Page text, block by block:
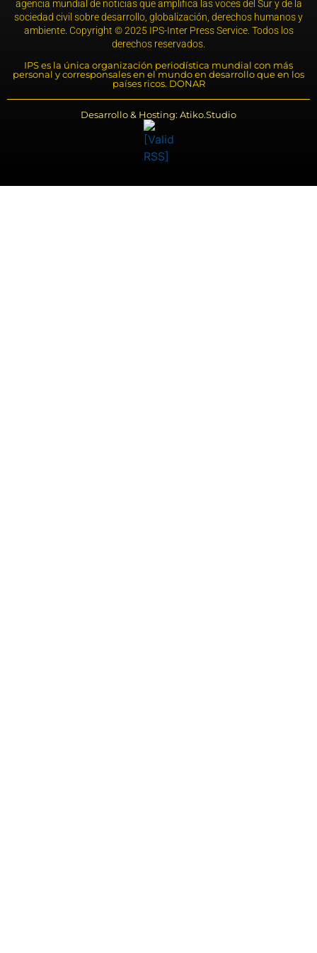
agencia mundial de noticias que amplifica las voces del Sur y de la
sociedad civil sobre desarrollo, globalización, derechos humanos y
ambiente. Copyright © 2025 IPS-Inter Press Service. Todos los
derechos reservados.
IPS es la única organización periodística mundial con más
personal y corresponsales en el mundo en desarrollo que en los
países ricos. DONAR
Desarrollo & Hosting: Atiko.Studio